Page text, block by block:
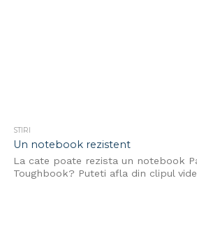
STIRI
Un notebook rezistent
La cate poate rezista un notebook
Toughbook? Puteti afla din clipul